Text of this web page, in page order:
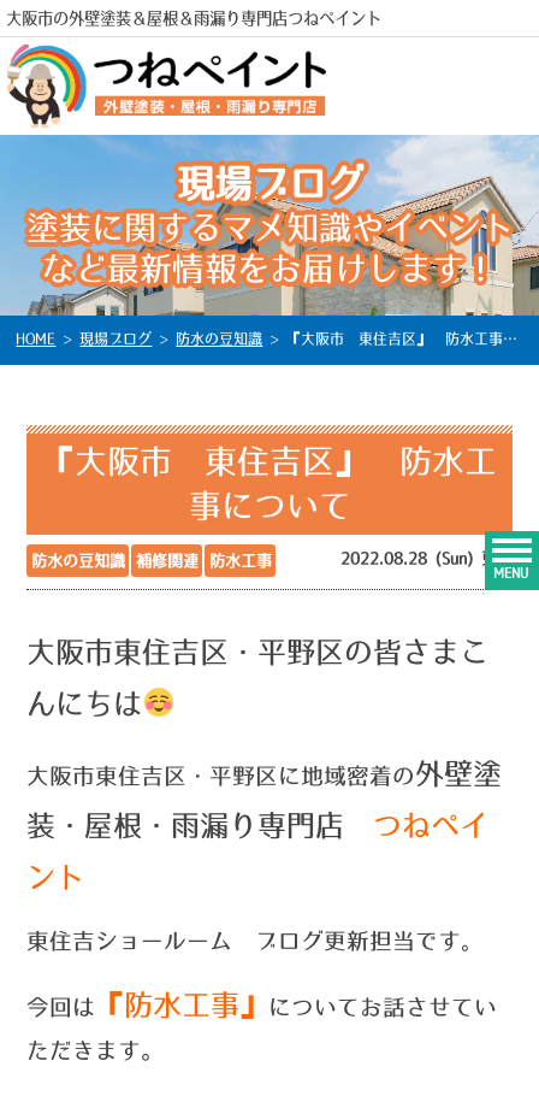
大阪市の外壁塗装＆屋根＆雨漏り専門店つねペイント
電話
MENU
現場ブログ
塗装に関するマメ知識やイベント
など最新情報をお届けします！
HOME >現場ブログ > 防水の豆知識 > 『大阪市 東住吉区』 防水工事について
『大阪市 東住吉区』 防水工
事について
防水の豆知識 補修関連 防水工事 2022.08.28 (Sun) 更新
大阪市東住吉区・平野区の皆さまこ
んにちは
大阪市東住吉区・平野区に地域密着の外壁塗
装・屋根・雨漏り専門店 つねペイ
ント
東住吉ショールーム ブログ更新担当です。
今回は 『防水工事』
についてお話させてい
ただきます。